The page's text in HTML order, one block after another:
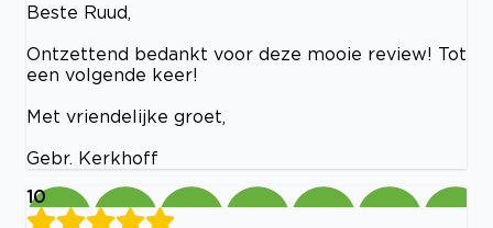
Beste Ruud,
Ontzettend bedankt voor deze mooie review! Tot
een volgende keer!
Met vriendelijke groet,
Gebr. Kerkhoff
10